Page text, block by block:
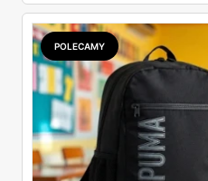
pojawi się w gazetkach w
sens kupować jesień, zanim
POLECAMY